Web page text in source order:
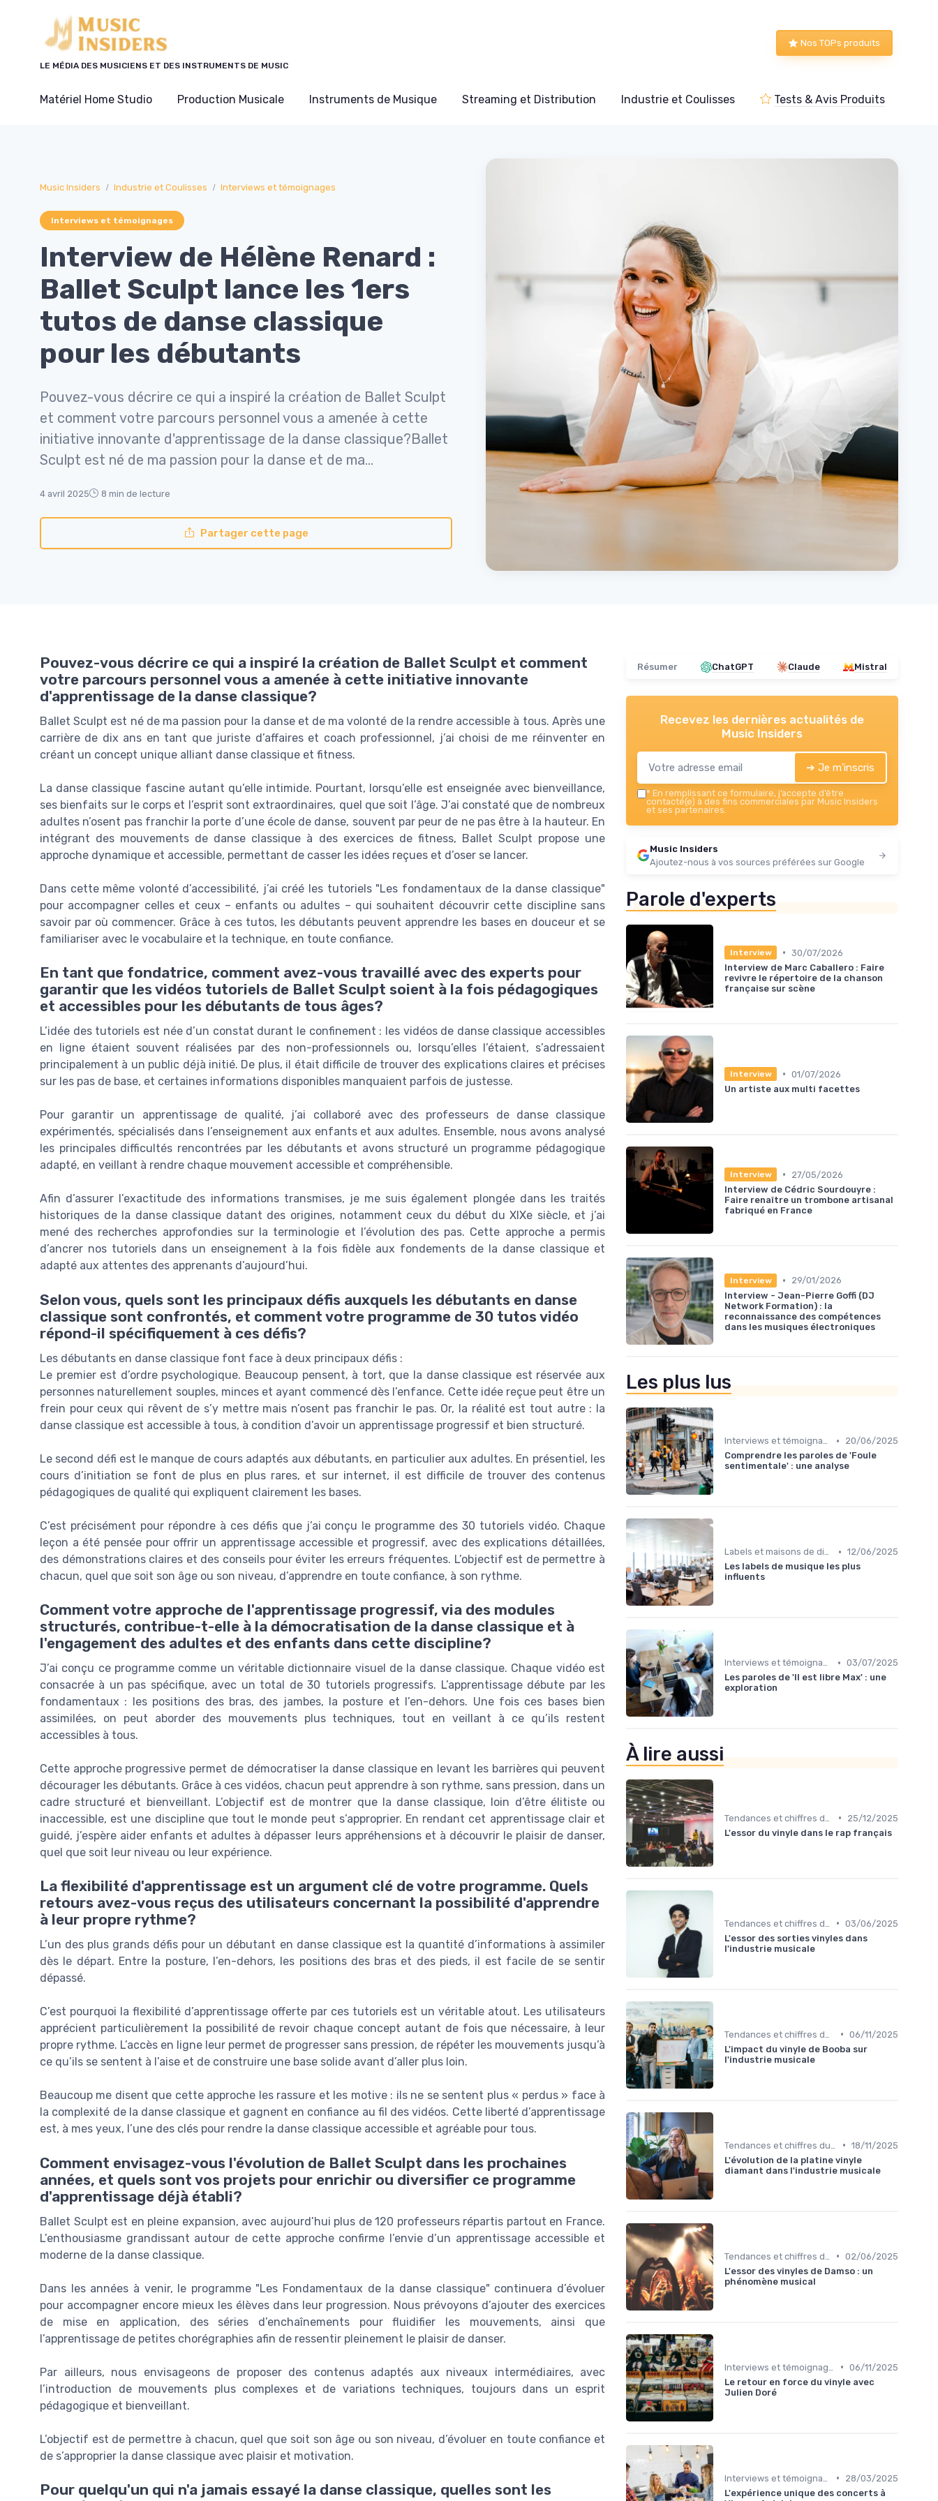
LE MÉDIA DES MUSICIENS ET DES INSTRUMENTS DE MUSIC
Nos TOPs produits
Matériel Home Studio Production Musicale Instruments de Musique Streaming et Distribution Industrie et Coulisses Tests & Avis Produits
Music Insiders Industrie et Coulisses Interviews et témoignages
Interviews et témoignages
Interview de Hélène Renard :
Ballet Sculpt lance les 1ers
tutos de danse classique
pour les débutants
Pouvez-vous décrire ce qui a inspiré la création de Ballet Sculpt
et comment votre parcours personnel vous a amenée à cette
initiative innovante d'apprentissage de la danse classique?Ballet
Sculpt est né de ma passion pour la danse et de ma...
4 avril 2025 8 min de lecture
Partager cette page
Pouvez-vous décrire ce qui a inspiré la création de Ballet Sculpt et comment
votre parcours personnel vous a amenée à cette initiative innovante
d'apprentissage de la danse classique?
Ballet Sculpt est né de ma passion pour la danse et de ma volonté de la rendre accessible à tous. Après une
carrière de dix ans en tant que juriste d’affaires et coach professionnel, j’ai choisi de me réinventer en
créant un concept unique alliant danse classique et fitness.
La danse classique fascine autant qu’elle intimide. Pourtant, lorsqu’elle est enseignée avec bienveillance,
ses bienfaits sur le corps et l’esprit sont extraordinaires, quel que soit l’âge. J’ai constaté que de nombreux
adultes n’osent pas franchir la porte d’une école de danse, souvent par peur de ne pas être à la hauteur. En
intégrant des mouvements de danse classique à des exercices de fitness, Ballet Sculpt propose une
approche dynamique et accessible, permettant de casser les idées reçues et d’oser se lancer.
Dans cette même volonté d’accessibilité, j’ai créé les tutoriels "Les fondamentaux de la danse classique"
pour accompagner celles et ceux – enfants ou adultes – qui souhaitent découvrir cette discipline sans
savoir par où commencer. Grâce à ces tutos, les débutants peuvent apprendre les bases en douceur et se
familiariser avec le vocabulaire et la technique, en toute confiance.
En tant que fondatrice, comment avez-vous travaillé avec des experts pour
garantir que les vidéos tutoriels de Ballet Sculpt soient à la fois pédagogiques
et accessibles pour les débutants de tous âges?
L’idée des tutoriels est née d’un constat durant le confinement : les vidéos de danse classique accessibles
en ligne étaient souvent réalisées par des non-professionnels ou, lorsqu’elles l’étaient, s’adressaient
principalement à un public déjà initié. De plus, il était difficile de trouver des explications claires et précises
sur les pas de base, et certaines informations disponibles manquaient parfois de justesse.
Pour garantir un apprentissage de qualité, j’ai collaboré avec des professeurs de danse classique
expérimentés, spécialisés dans l’enseignement aux enfants et aux adultes. Ensemble, nous avons analysé
les principales difficultés rencontrées par les débutants et avons structuré un programme pédagogique
adapté, en veillant à rendre chaque mouvement accessible et compréhensible.
Afin d’assurer l’exactitude des informations transmises, je me suis également plongée dans les traités
historiques de la danse classique datant des origines, notamment ceux du début du XIXe siècle, et j’ai
mené des recherches approfondies sur la terminologie et l’évolution des pas. Cette approche a permis
d’ancrer nos tutoriels dans un enseignement à la fois fidèle aux fondements de la danse classique et
adapté aux attentes des apprenants d’aujourd’hui.
Selon vous, quels sont les principaux défis auxquels les débutants en danse
classique sont confrontés, et comment votre programme de 30 tutos vidéo
répond-il spécifiquement à ces défis?
Les débutants en danse classique font face à deux principaux défis :
Le premier est d’ordre psychologique. Beaucoup pensent, à tort, que la danse classique est réservée aux
personnes naturellement souples, minces et ayant commencé dès l’enfance. Cette idée reçue peut être un
frein pour ceux qui rêvent de s’y mettre mais n’osent pas franchir le pas. Or, la réalité est tout autre : la
danse classique est accessible à tous, à condition d’avoir un apprentissage progressif et bien structuré.
Le second défi est le manque de cours adaptés aux débutants, en particulier aux adultes. En présentiel, les
cours d’initiation se font de plus en plus rares, et sur internet, il est difficile de trouver des contenus
pédagogiques de qualité qui expliquent clairement les bases.
C’est précisément pour répondre à ces défis que j’ai conçu le programme des 30 tutoriels vidéo. Chaque
leçon a été pensée pour offrir un apprentissage accessible et progressif, avec des explications détaillées,
des démonstrations claires et des conseils pour éviter les erreurs fréquentes. L’objectif est de permettre à
chacun, quel que soit son âge ou son niveau, d’apprendre en toute confiance, à son rythme.
Comment votre approche de l'apprentissage progressif, via des modules
structurés, contribue-t-elle à la démocratisation de la danse classique et à
l'engagement des adultes et des enfants dans cette discipline?
J’ai conçu ce programme comme un véritable dictionnaire visuel de la danse classique. Chaque vidéo est
consacrée à un pas spécifique, avec un total de 30 tutoriels progressifs. L’apprentissage débute par les
fondamentaux : les positions des bras, des jambes, la posture et l’en-dehors. Une fois ces bases bien
assimilées, on peut aborder des mouvements plus techniques, tout en veillant à ce qu’ils restent
accessibles à tous.
Cette approche progressive permet de démocratiser la danse classique en levant les barrières qui peuvent
décourager les débutants. Grâce à ces vidéos, chacun peut apprendre à son rythme, sans pression, dans un
cadre structuré et bienveillant. L’objectif est de montrer que la danse classique, loin d’être élitiste ou
inaccessible, est une discipline que tout le monde peut s’approprier. En rendant cet apprentissage clair et
guidé, j’espère aider enfants et adultes à dépasser leurs appréhensions et à découvrir le plaisir de danser,
quel que soit leur niveau ou leur expérience.
La flexibilité d'apprentissage est un argument clé de votre programme. Quels
retours avez-vous reçus des utilisateurs concernant la possibilité d'apprendre
à leur propre rythme?
L’un des plus grands défis pour un débutant en danse classique est la quantité d’informations à assimiler
dès le départ. Entre la posture, l’en-dehors, les positions des bras et des pieds, il est facile de se sentir
dépassé.
C’est pourquoi la flexibilité d’apprentissage offerte par ces tutoriels est un véritable atout. Les utilisateurs
apprécient particulièrement la possibilité de revoir chaque concept autant de fois que nécessaire, à leur
propre rythme. L’accès en ligne leur permet de progresser sans pression, de répéter les mouvements jusqu’à
ce qu’ils se sentent à l’aise et de construire une base solide avant d’aller plus loin.
Beaucoup me disent que cette approche les rassure et les motive : ils ne se sentent plus « perdus » face à
la complexité de la danse classique et gagnent en confiance au fil des vidéos. Cette liberté d’apprentissage
est, à mes yeux, l’une des clés pour rendre la danse classique accessible et agréable pour tous.
Comment envisagez-vous l'évolution de Ballet Sculpt dans les prochaines
années, et quels sont vos projets pour enrichir ou diversifier ce programme
d'apprentissage déjà établi?
Ballet Sculpt est en pleine expansion, avec aujourd’hui plus de 120 professeurs répartis partout en France.
L’enthousiasme grandissant autour de cette approche confirme l’envie d’un apprentissage accessible et
moderne de la danse classique.
Dans les années à venir, le programme "Les Fondamentaux de la danse classique" continuera d’évoluer
pour accompagner encore mieux les élèves dans leur progression. Nous prévoyons d’ajouter des exercices
de mise en application, des séries d’enchaînements pour fluidifier les mouvements, ainsi que
l’apprentissage de petites chorégraphies afin de ressentir pleinement le plaisir de danser.
Par ailleurs, nous envisageons de proposer des contenus adaptés aux niveaux intermédiaires, avec
l’introduction de mouvements plus complexes et de variations techniques, toujours dans un esprit
pédagogique et bienveillant.
L’objectif est de permettre à chacun, quel que soit son âge ou son niveau, d’évoluer en toute confiance et
de s’approprier la danse classique avec plaisir et motivation.
Pour quelqu'un qui n'a jamais essayé la danse classique, quelles sont les
Résumer ChatGPT Claude Mistral
Recevez les dernières actualités de
Music Insiders
➔ Je m'inscris
* En remplissant ce formulaire, j’accepte d’être
contacté(e) à des fins commerciales par Music Insiders
et ses partenaires.
Music Insiders
Ajoutez-nous à vos sources préférées sur Google
Parole d'experts
Interview • 30/07/2026
Interview de Marc Caballero : Faire
revivre le répertoire de la chanson
française sur scène
Interview • 01/07/2026
Un artiste aux multi facettes
Interview •
27/05/2026
Interview de Cédric Sourdouyre :
Faire renaître un trombone artisanal
fabriqué en France
Interview •
29/01/2026
Interview - Jean-Pierre Goffi (DJ
Network Formation) : la
reconnaissance des compétences
dans les musiques électroniques
Les plus lus
Interviews et témoignages •
20/06/2025
Comprendre les paroles de 'Foule
sentimentale' : une analyse
Labels et maisons de disques • 12/06/2025
Les labels de musique les plus
influents
Interviews et témoignages • 03/07/2025
Les paroles de 'Il est libre Max' : une
exploration
À lire aussi
•
25/12/2025
L'essor du vinyle dans le rap français
• 03/06/2025
L'essor des sorties vinyles dans
l'industrie musicale
• 06/11/2025
L'impact du vinyle de Booba sur
l'industrie musicale
• 18/11/2025
L'évolution de la platine vinyle
diamant dans l'industrie musicale
• 02/06/2025
L'essor des vinyles de Damso : un
phénomène musical
• 06/11/2025
Le retour en force du vinyle avec
Julien Doré
•
28/03/2025
L'expérience unique des concerts à